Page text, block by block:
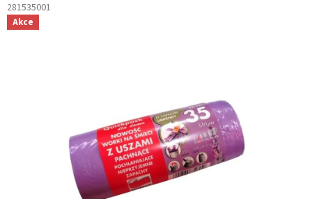
281535001
Akce